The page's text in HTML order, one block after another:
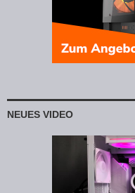
NEUES VIDEO